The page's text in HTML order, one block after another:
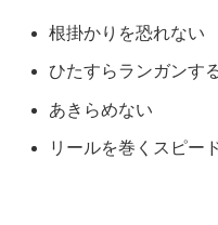
根掛かりを恐れない
ひたすらランガンす
あきらめない
リールを巻くスピー